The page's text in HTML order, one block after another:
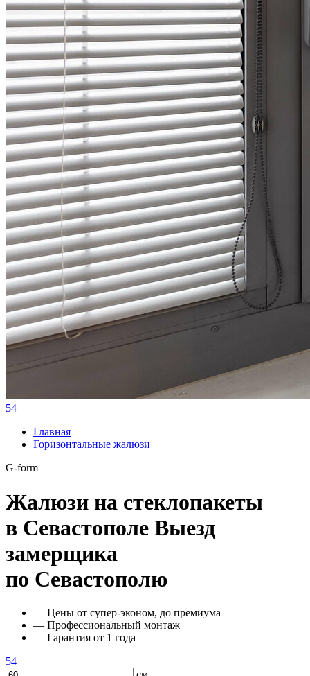
54
Главная
Горизонтальные жалюзи
G-form
Жалюзи на стеклопакеты
в Севастополе Выезд
замерщика
по Севастополю
— Цены от супер-эконом, до премиума
— Профессиональный монтаж
— Гарантия от 1 года
54